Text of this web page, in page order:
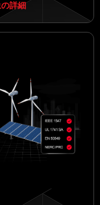
詳細